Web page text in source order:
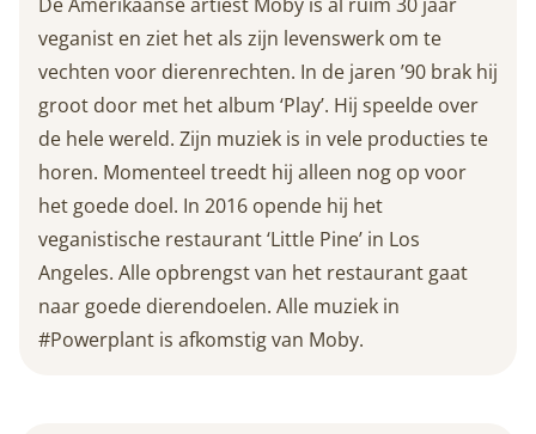
veganist en ziet het als zijn levenswerk om te
vechten voor dierenrechten. In de jaren ’90 brak hij
groot door met het album ‘Play’. Hij speelde over
de hele wereld. Zijn muziek is in vele producties te
horen. Momenteel treedt hij alleen nog op voor
het goede doel. In 2016 opende hij het
veganistische restaurant ‘Little Pine’ in Los
Angeles. Alle opbrengst van het restaurant gaat
naar goede dierendoelen. Alle muziek in
#Powerplant is afkomstig van Moby.